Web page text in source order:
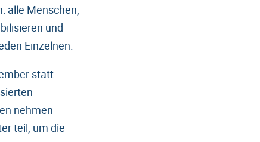
alle Menschen,
und
Einzelnen.
statt.
nehmen
teil, um die